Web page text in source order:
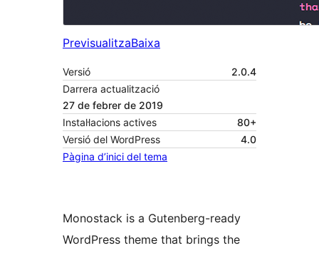
PrevisualitzaBaixa
Versió
2.0.4
Darrera actualització
27 de febrer de 2019
Instal·lacions actives
80+
Versió del WordPress
4.0
Pàgina d’inici del tema
Monostack is a Gutenberg-ready
WordPress theme that brings the